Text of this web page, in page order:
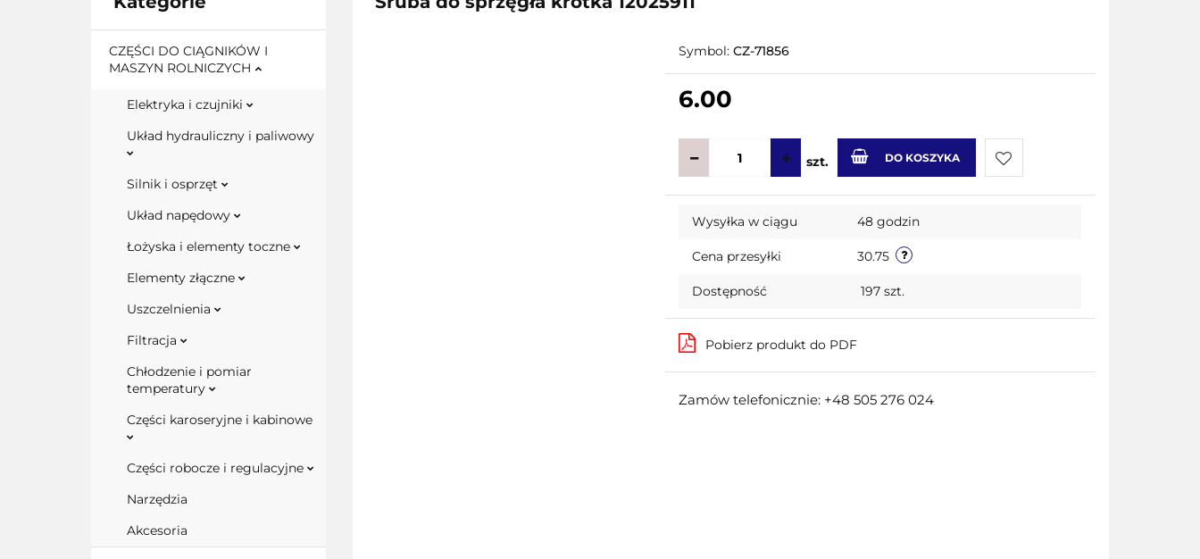
CZĘŚCI DO CIĄGNIKÓW I
MASZYN ROLNICZYCH
Elektryka i czujniki
Układ hydrauliczny i paliwowy
Silnik i osprzęt
Układ napędowy
Łożyska i elementy toczne
Elementy złączne
Uszczelnienia
Filtracja
Chłodzenie i pomiar
temperatury
Części karoseryjne i kabinowe
Części robocze i regulacyjne
Narzędzia
Akcesoria
Symbol:CZ-71856
6.00
szt. DO KOSZYKA
Do
Wysyłka w ciągu 48 godzin
Cena przesyłki 30.75
Dostępność 197 szt.
Pobierz produkt do PDF
Zamów telefonicznie: +48 505 276 024